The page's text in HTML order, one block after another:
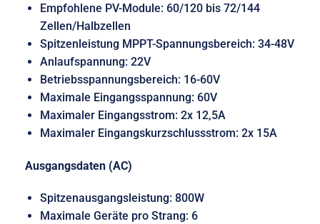
Empfohlene PV-Module: 60/120 bis 72/144
Zellen/Halbzellen
Spitzenleistung MPPT-Spannungsbereich: 34-48V
Anlaufspannung: 22V
Betriebsspannungsbereich: 16-60V
Maximale Eingangsspannung: 60V
Maximaler Eingangsstrom: 2x 12,5A
Maximaler Eingangskurzschlussstrom: 2x 15A
Ausgangsdaten (AC)
Spitzenausgangsleistung: 800W
Maximale Geräte pro Strang: 6